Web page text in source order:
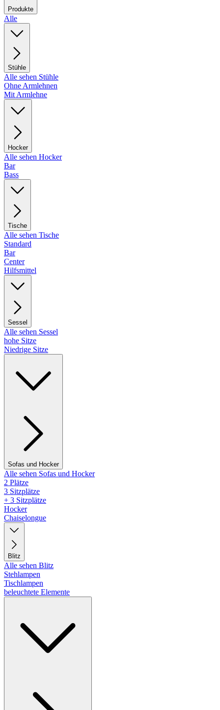
Produkte
Alle
Stühle
Alle sehen Stühle
Ohne Armlehnen
Mit Armlehne
Hocker
Alle sehen Hocker
Bar
Bass
Tische
Alle sehen Tische
Standard
Bar
Center
Hilfsmittel
Sessel
Alle sehen Sessel
hohe Sitze
Niedrige Sitze
Sofas und Hocker
Alle sehen Sofas und Hocker
2 Plätze
3 Sitzplätze
+ 3 Sitzplätze
Hocker
Chaiselongue
Blitz
Alle sehen Blitz
Stehlampen
Tischlampen
beleuchtete Elemente